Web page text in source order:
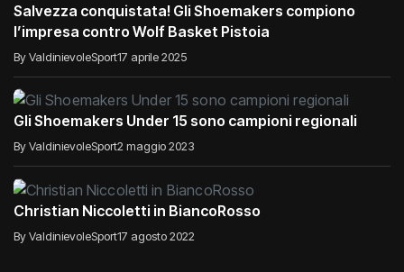
Salvezza conquistata! Gli Shoemakers compiono
l’impresa contro Wolf Basket Pistoia
By ValdinievoleSport17 aprile 2025
Gli Shoemakers Under 15 sono campioni regionali
By ValdinievoleSport2 maggio 2023
Christian Niccoletti in BiancoRosso
By ValdinievoleSport17 agosto 2022